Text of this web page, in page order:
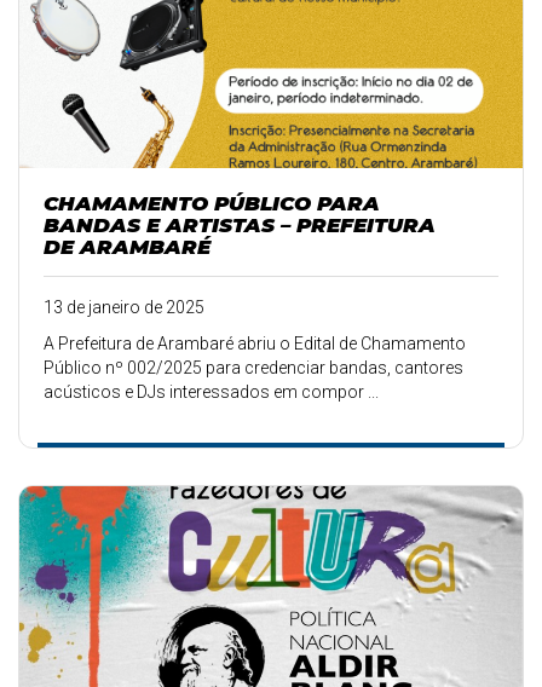
CHAMAMENTO PÚBLICO PARA
BANDAS E ARTISTAS – PREFEITURA
DE ARAMBARÉ
13 de janeiro de 2025
A Prefeitura de Arambaré abriu o Edital de Chamamento
Público nº 002/2025 para credenciar bandas, cantores
acústicos e DJs interessados em compor ...